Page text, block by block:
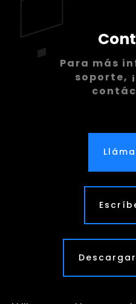
Para más
soporte,